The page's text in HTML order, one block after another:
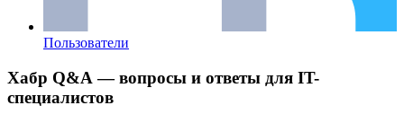
Пользователи
Хабр Q&A — вопросы и ответы для IT-
специалистов